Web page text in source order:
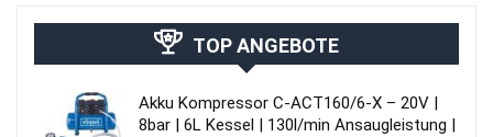
TOP ANGEBOTE
Akku Kompressor C-ACT160/6-X – 20V |
8bar | 6L Kessel | 130l/min Ansaugleistung |